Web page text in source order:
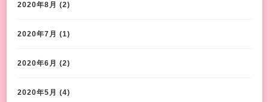
2020年8月 (2)
2020年7月 (1)
2020年6月 (2)
2020年5月 (4)